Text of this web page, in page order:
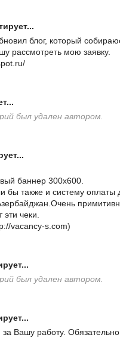
блог, который
рассмотреть мою заявку.
был удален автором.
баннер 300х600.
бы также и систему оплаты
чеки.
vacancy-s.com)
был удален автором.
Вашу работу.